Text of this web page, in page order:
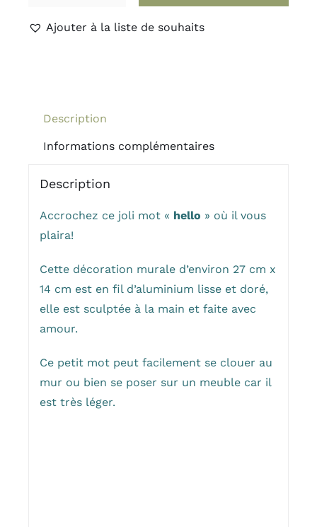
Déco
maison
Ajouter à la liste de souhaits
Description
Informations complémentaires
Description
Accrochez ce joli mot « hello » où il vous
plaira!
Cette décoration murale d’environ 27 cm x
14 cm est en fil d’aluminium lisse et doré,
elle est sculptée à la main et faite avec
amour.
Ce petit mot peut facilement se clouer au
mur ou bien se poser sur un meuble car il
est très léger.